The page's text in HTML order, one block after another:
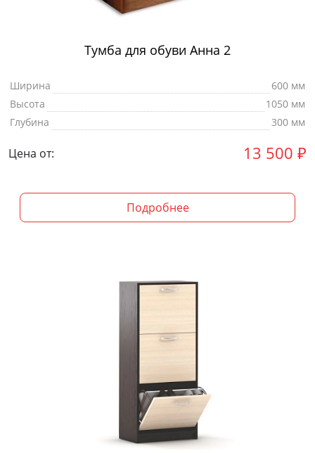
Тумба для обуви Анна 2
Ширина
600 мм
Высота
1050 мм
Глубина
300 мм
Цена от: 13 500 ₽
Подробнее